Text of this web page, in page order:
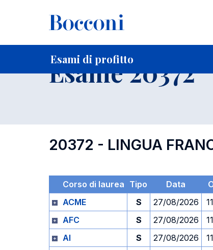
Esami di profitto
Home Per studenti iscritti
Esame 20372
20372 - LINGUA
Corso di laurea Tipo Data
ACME
S 27/08/2026
AFC
S 27/08/2026
AI
S 27/08/2026